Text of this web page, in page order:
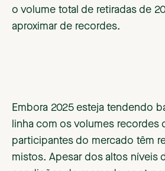
o volume total de retiradas de
aproximar de recordes.
Embora 2025 esteja tendendo
linha com os volumes recordes
participantes do mercado têm
mistos. Apesar dos altos níveis